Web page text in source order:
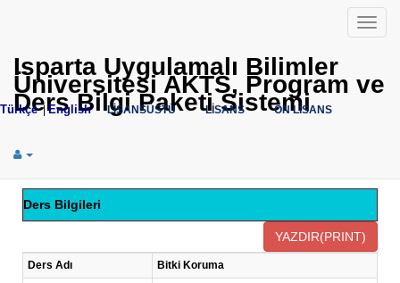
Menü
Isparta Uygulamalı Bilimler
Üniversitesi AKTS, Program ve
Ders Bilgi Paketi Sistemi
Türkçe|English LİSANSÜSTÜ LİSANS ÖN LİSANS
Ders Bilgileri
Ders Adı
Bitki Koruma